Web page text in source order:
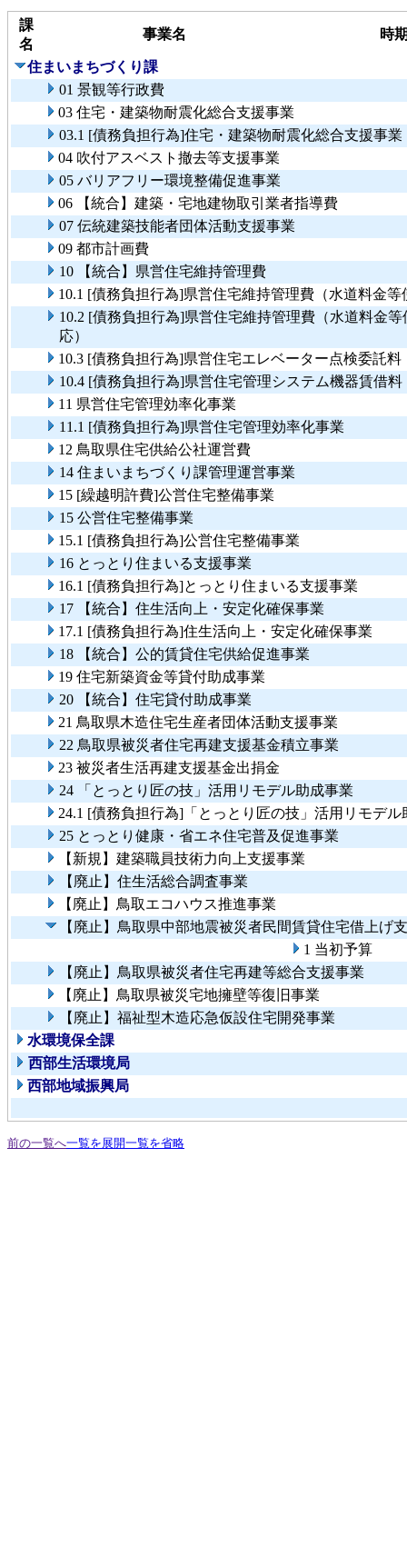
課
名
事業名 時
住まいまちづくり課
01 景観等行政費
03 住宅・建築物耐震化総合支援事業
03.1 [債務負担行為]住宅・建築物耐震化総合支援事業
04 吹付アスベスト撤去等支援事業
05 バリアフリー環境整備促進事業
06 【統合】建築・宅地建物取引業者指導費
07 伝統建築技能者団体活動支援事業
09 都市計画費
10 【統合】県営住宅維持管理費
10.1 [債務負担行為]県営住宅維持管理費（水道料金
10.2 [債務負担行為]県営住宅維持管理費（水道料金
応）
10.3 [債務負担行為]県営住宅エレベーター点検委託料
10.4 [債務負担行為]県営住宅管理システム機器賃借
11 県営住宅管理効率化事業
11.1 [債務負担行為]県営住宅管理効率化事業
12 鳥取県住宅供給公社運営費
14 住まいまちづくり課管理運営事業
15 [繰越明許費]公営住宅整備事業
15 公営住宅整備事業
15.1 [債務負担行為]公営住宅整備事業
16 とっとり住まいる支援事業
16.1 [債務負担行為]とっとり住まいる支援事業
17 【統合】住生活向上・安定化確保事業
17.1 [債務負担行為]住生活向上・安定化確保事業
18 【統合】公的賃貸住宅供給促進事業
19 住宅新築資金等貸付助成事業
20 【統合】住宅貸付助成事業
21 鳥取県木造住宅生産者団体活動支援事業
22 鳥取県被災者住宅再建支援基金積立事業
23 被災者生活再建支援基金出捐金
24 「とっとり匠の技」活用リモデル助成事業
24.1 [債務負担行為]「とっとり匠の技」活用リモデル
25 とっとり健康・省エネ住宅普及促進事業
【新規】建築職員技術力向上支援事業
【廃止】住生活総合調査事業
【廃止】鳥取エコハウス推進事業
【廃止】鳥取県中部地震被災者民間賃貸住宅借上げ
1 当初予算
【廃止】鳥取県被災者住宅再建等総合支援事業
【廃止】鳥取県被災宅地擁壁等復旧事業
【廃止】福祉型木造応急仮設住宅開発事業
水環境保全課
西部生活環境局
西部地域振興局
前の一覧へ一覧を展開一覧を省略